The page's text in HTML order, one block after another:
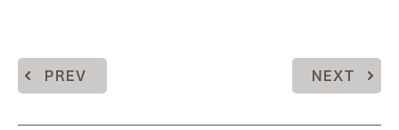
PREV NEXT